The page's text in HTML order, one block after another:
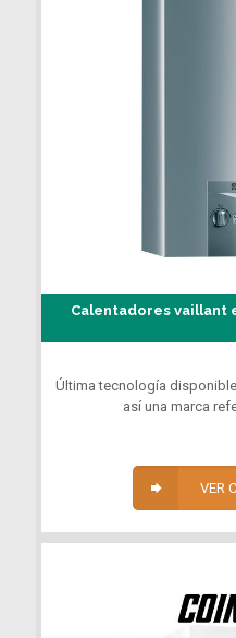
Calentadores vaillant
Última tecnología
así una marca
VER